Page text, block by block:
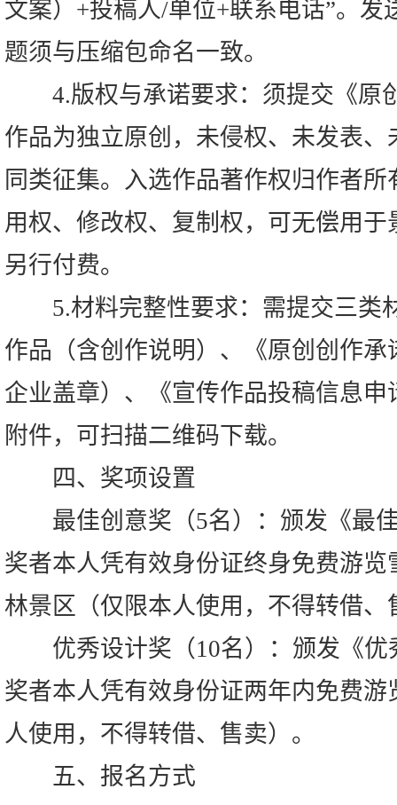
文案）+投稿人/单位+联系电话”。发
题须与压缩包命名一致。
4.版权与承诺要求：须提交《原
作品为独立原创，未侵权、未发表
同类征集。入选作品著作权归作者
用权、修改权、复制权，可无偿用
另行付费。
5.材料完整性要求：需提交三类
作品（含创作说明）、《原创创作
企业盖章）、《宣传作品投稿信息
附件，可扫描二维码下载。
四、奖项设置
最佳创意奖（5名）：颁发《最佳
奖者本人凭有效身份证终身免费游
林景区（仅限本人使用，不得转借、
优秀设计奖（10名）：颁发《优
奖者本人凭有效身份证两年内免费
人使用，不得转借、售卖）。
五、报名方式